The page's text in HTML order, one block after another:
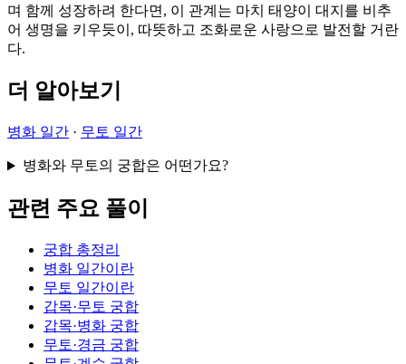
며 함께 성장하려 한다면, 이 관계는 마치 태양이 대지를 비추
어 생명을 키우듯이, 따뜻하고 조화로운 사랑으로 발전할 거란
다.
더 알아보기
병화 일간 · 무토 일간
병화와 무토의 궁합은 어떤가요?
관련 주요 풀이
궁합 총정리
병화 일간이란
무토 일간이란
갑목·무토 궁합
갑목·병화 궁합
무토·경금 궁합